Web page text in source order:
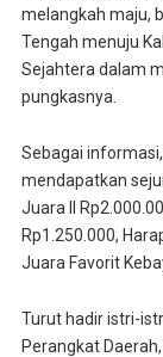
melangkah maju,
Tengah menuju
Sejahtera dalam
pungkasnya.
Sebagai
mendapatkan
Juara II
Rp1.250.000,
Juara Favorit
Turut hadir istri-
Perangkat